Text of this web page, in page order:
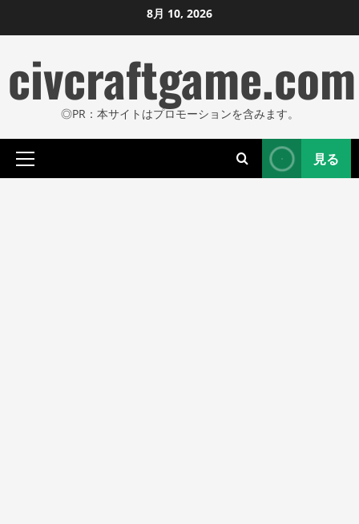
ン
ン
ツ
ス
ッ
8月 10, 2026
civcraftgame.com
◎PR：本サイトはプロモーションを含みます。
プ
見る